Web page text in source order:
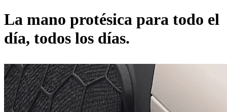
La mano protésica para todo el
día, todos los días.